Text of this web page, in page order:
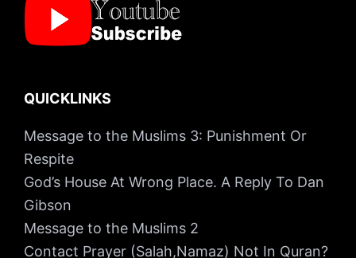
QUICKLINKS
Message to the Muslims 3: Punishment Or
Respite
God’s House At Wrong Place. A Reply To Dan
Gibson
Message to the Muslims 2
Contact Prayer (Salah,Namaz) Not In Quran?